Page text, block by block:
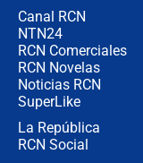
Canal RCN
NTN24
RCN Comerciales
RCN Novelas
Noticias RCN
SuperLike
La República
RCN Social